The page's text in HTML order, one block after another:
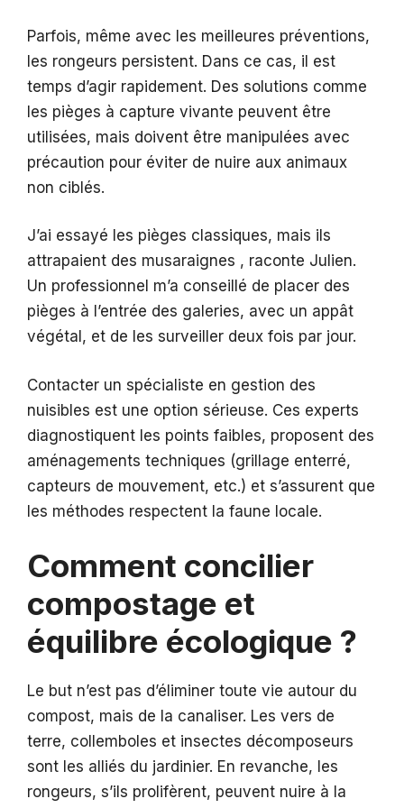
Parfois, même avec les meilleures préventions,
les rongeurs persistent. Dans ce cas, il est
temps d’agir rapidement. Des solutions comme
les pièges à capture vivante peuvent être
utilisées, mais doivent être manipulées avec
précaution pour éviter de nuire aux animaux
non ciblés.
J’ai essayé les pièges classiques, mais ils
attrapaient des musaraignes , raconte Julien.
Un professionnel m’a conseillé de placer des
pièges à l’entrée des galeries, avec un appât
végétal, et de les surveiller deux fois par jour.
Contacter un spécialiste en gestion des
nuisibles est une option sérieuse. Ces experts
diagnostiquent les points faibles, proposent des
aménagements techniques (grillage enterré,
capteurs de mouvement, etc.) et s’assurent que
les méthodes respectent la faune locale.
Comment concilier
compostage et
équilibre écologique ?
Le but n’est pas d’éliminer toute vie autour du
compost, mais de la canaliser. Les vers de
terre, collemboles et insectes décomposeurs
sont les alliés du jardinier. En revanche, les
rongeurs, s’ils prolifèrent, peuvent nuire à la